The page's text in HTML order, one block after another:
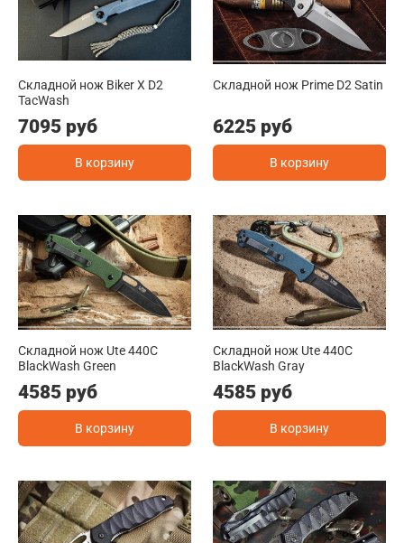
Складной нож Biker X D2
TacWash
7095 руб
В корзину
Складной нож Prime D2 Satin
6225 руб
В корзину
Складной нож Ute 440C
BlackWash Green
4585 руб
В корзину
Складной нож Ute 440C
BlackWash Gray
4585 руб
В корзину